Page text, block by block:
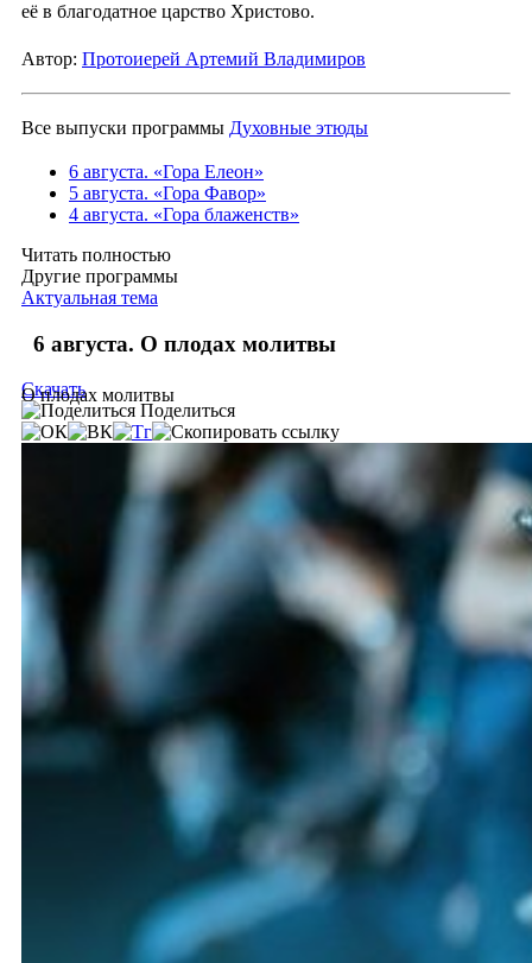
её в благодатное царство Христово.
Автор: Протоиерей Артемий Владимиров
Все выпуски программы Духовные этюды
6 августа. «Гора Елеон»
5 августа. «Гора Фавор»
4 августа. «Гора блаженств»
Читать полностью
Другие программы
Актуальная тема
6 августа. О плодах молитвы
О плодах молитвы
Скачать
Поделиться